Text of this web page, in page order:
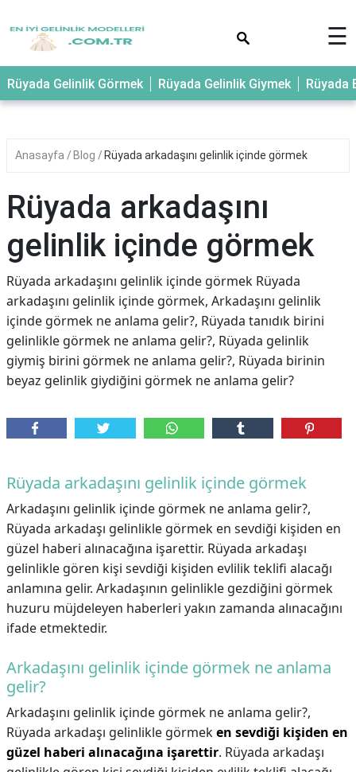
☰
Rüyada Gelinlik Görmek Rüyada Gelinlik Giymek Rüyada
Anasayfa Blog Rüyada arkadaşını gelinlik içinde görmek
Rüyada arkadaşını
gelinlik içinde görmek
Rüyada arkadaşını gelinlik içinde görmek Rüyada
arkadaşını gelinlik içinde görmek, Arkadaşını gelinlik
içinde görmek ne anlama gelir?, Rüyada tanıdık birini
gelinlikle görmek ne anlama gelir?, Rüyada gelinlik
giymiş birini görmek ne anlama gelir?, Rüyada birinin
beyaz gelinlik giydiğini görmek ne anlama gelir?
Rüyada arkadaşını gelinlik içinde görmek
Arkadaşını gelinlik içinde görmek ne anlama gelir?,
Rüyada arkadaşı gelinlikle görmek en sevdiği kişiden en
güzel haberi alınacağına işarettir. Rüyada arkadaşı
gelinlikle gören kişi sevdiği kişiden evlilik teklifi alacağı
anlamına gelir. Arkadaşının gelinlikle gezdiğini görmek
huzuru müjdeleyen haberleri yakın zamanda alınacağını
ifade etmektedir.
Arkadaşını gelinlik içinde görmek ne anlama
gelir?
Arkadaşını gelinlik içinde görmek ne anlama gelir?,
Rüyada arkadaşı gelinlikle görmeken sevdiği kişiden en
güzel haberi alınacağına işarettir. Rüyada arkadaşı